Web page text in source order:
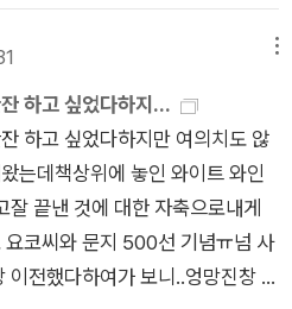
더 느려; 진도가 안 나가서 도서관
소릴 들었어도 발가락 부상으로 널
권을 돌파한 문지시인선으로 고
를 불렀기 때문에>(문학과지성
인기 시인 심보선의 <오늘은 잘
에 나온 건 서정학 시인의 <동네
권째를 넘어서면서 구매 빈도
는 절반 이상을 구입해서 읽을 듯
시집의 태반이 문지시인선이었기
념시집에는 75명 시인의 시 130
하고 싶었다하지...
하고 싶었다하지만 여의치도 않
는데책상위에 놓인 와이트 와인
잘 끝낸 것에 대한 자축으로내게
코씨와 문지 500선 기념ㅠ넘 사
전했다하여가 보니..엉망진창 말